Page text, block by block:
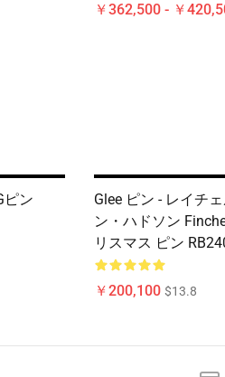
￥362,500 - ￥
ピン
Glee ピン - レイチ
ン・ハドソン
リスマス ピン
￥200,100 $13.8